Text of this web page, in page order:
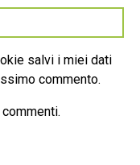
salvi i miei dati
commento.